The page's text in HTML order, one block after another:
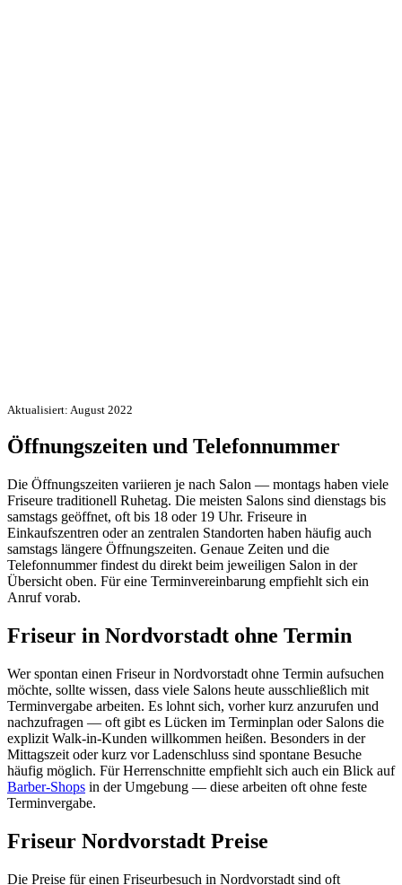
Aktualisiert: August 2022
Öffnungszeiten und Telefonnummer
Die Öffnungszeiten variieren je nach Salon — montags haben viele
Friseure traditionell Ruhetag. Die meisten Salons sind dienstags bis
samstags geöffnet, oft bis 18 oder 19 Uhr. Friseure in
Einkaufszentren oder an zentralen Standorten haben häufig auch
samstags längere Öffnungszeiten. Genaue Zeiten und die
Telefonnummer findest du direkt beim jeweiligen Salon in der
Übersicht oben. Für eine Terminvereinbarung empfiehlt sich ein
Anruf vorab.
Friseur in Nordvorstadt ohne Termin
Wer spontan einen Friseur in Nordvorstadt ohne Termin aufsuchen
möchte, sollte wissen, dass viele Salons heute ausschließlich mit
Terminvergabe arbeiten. Es lohnt sich, vorher kurz anzurufen und
nachzufragen — oft gibt es Lücken im Terminplan oder Salons die
explizit Walk-in-Kunden willkommen heißen. Besonders in der
Mittagszeit oder kurz vor Ladenschluss sind spontane Besuche
häufig möglich. Für Herrenschnitte empfiehlt sich auch ein Blick auf
Barber-Shops in der Umgebung — diese arbeiten oft ohne feste
Terminvergabe.
Friseur Nordvorstadt Preise
Die Preise für einen Friseurbesuch in Nordvorstadt sind oft